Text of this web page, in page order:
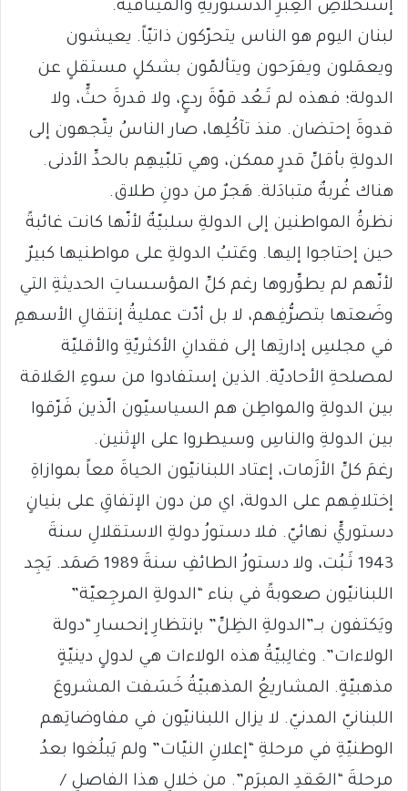
إستخلاصِ العِبرِ الدستوريّةِ والميثاقيّة.
لبنان اليوم هو الناس يتحرّكون ذاتيّاً. يعيشون
ويعمَلون ويفرَحون ويتألمّون بشكلٍ مستقلٍ عن
الدولة؛ فهذه لم تَـعُد قوّةَ ردعٍ، ولا قدرةَ حثٍّ، ولا
قدوةَ إحتضان. منذ تآكُلِها، صار الناسُ يتّجهون إلى
الدولةِ بأقلِّ قدرٍ ممكن، وهي تلبّيهِم بالحدِّ الأدنى.
هناك غُربةٌ متبادَلة. هَجرٌ من دونِ طلاق.
نظرةُ المواطنين إلى الدولةِ سلبيّةٌ لأنّها كانت غائبةً
حين إحتاجوا إليها. وعَتبُ الدولةِ على مواطنيها كبيرٌ
لأنّهم لم يطوِّروها رغم كلِّ المؤسساتِ الحديثةِ التي
وضَعتها بتصرُّفِهم، لا بل أدّت عمليةُ إنتقالِ الأسهمِ
في مجلسِ إدارتِها إلى فقدانِ الأكثريّةِ والأقليّة
لمصلحةِ الأحاديّة. الذين إستفادوا من سوءِ العَلاقة
بين الدولةِ والمواطِن هم السياسيّون الّذين فَرّقوا
بين الدولةِ والناسِ وسيطروا على الإثنين.
رغمَ كلِّ الأزَمات، إعتاد اللبنانيّون الحياةَ معاً بموازاةِ
إختلافِهم على الدولة، اي من دون الإتفاقِ على بنيانٍ
دستوريٍّ نهائيّ. فلا دستورُ دولةِ الاستقلالِ سنةَ
1943 ثَـبُت، ولا دستورُ الطائفِ سنةَ 1989 صَمَد. يَجِد
اللبنانيّون صعوبةً في بناء “الدولةِ المرجِعيّة”
ويَكتفون بــ”الدولةِ الظِلِّ” بإنتظارِ إنحسارِ “دولة
الولاءات”. وغالِبيّةُ هذه الولاءات هي لدولٍ دينيّةٍ
مذهبيّةٍ. المشاريعُ المذهبيّةُ خَسَفت المشروعَ
اللبنانيّ المدنيّ. لا يزال اللبنانيّون في مفاوضاتِهم
الوطنيّةِ في مرحلةِ “إعلانِ النيّات” ولم يَبلُغوا بعدُ
مرحلةَ “العَقدِ المبرَم”. من خلالِ هذا الفاصلِ /